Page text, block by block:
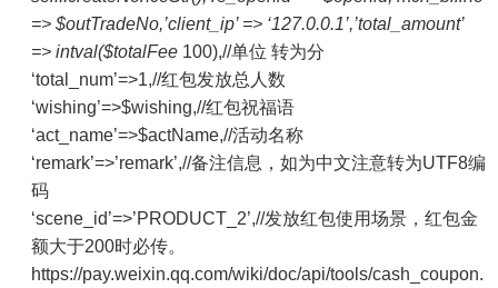
=> $outTradeNo,’client_ip’ => ‘127.0.0.1’,’total_amount’
=> intval($totalFee 100),//单位 转为分
‘total_num’=>1,//红包发放总人数
‘wishing’=>$wishing,//红包祝福语
‘act_name’=>$actName,//活动名称
‘remark’=>’remark’,//备注信息，如为中文注意转为UTF8编
码
‘scene_id’=>’PRODUCT_2’,//发放红包使用场景，红包金
额大于200时必传。
https://pay.weixin.qq.com/wiki/doc/api/tools/cash_coupon.